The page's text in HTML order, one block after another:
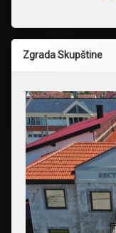
Zgrada Skupštine